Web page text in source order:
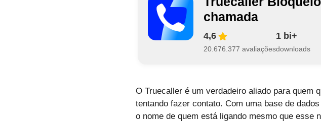
chamada
4,6
20.676.377 avaliações
1 bi+
downloads
O Truecaller é um verdadeiro aliado para quem
tentando fazer contato. Com uma base de
o nome de quem está ligando mesmo que esse